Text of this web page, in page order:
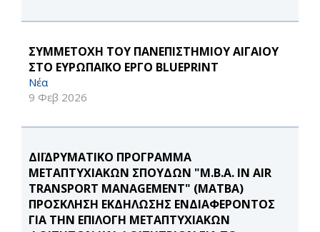
ΣΥΜΜΕΤΟΧΗ ΤΟΥ ΠΑΝΕΠΙΣΤΗΜΙΟΥ ΑΙΓΑΙΟΥ
ΣΤΟ ΕΥΡΩΠΑΪΚΟ ΕΡΓΟ BLUEPRINT
Νέα
9 Φεβ 2026
ΔΙΪΔΡΥΜΑΤΙΚΟ ΠΡΟΓΡΑΜΜΑ
ΜΕΤΑΠΤΥΧΙΑΚΩΝ ΣΠΟΥΔΩΝ "M.B.A. IN AIR
TRANSPORT MANAGEMENT" (MATBA)
ΠΡΟΣΚΛΗΣΗ ΕΚΔΗΛΩΣΗΣ ΕΝΔΙΑΦΕΡΟΝΤΟΣ
ΓΙΑ ΤΗΝ ΕΠΙΛΟΓΗ ΜΕΤΑΠΤΥΧΙΑΚΩΝ